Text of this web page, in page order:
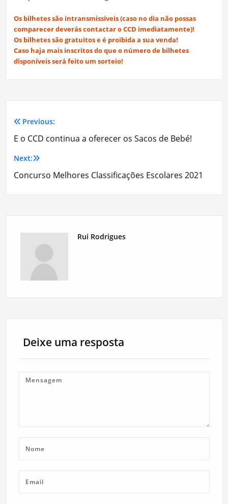
Os bilhetes são intransmissíveis (caso no dia não possas
comparecer deverás contactar o CCD imediatamente)!
Os bilhetes são gratuitos e é proibida a sua venda!
Caso haja mais inscritos do que o número de bilhetes
disponíveis será feito um sorteio!
Navegação
de
artigos
Previous:
E o CCD continua a oferecer os Sacos de Bebé!
Next:
Concurso Melhores Classificações Escolares 2021
Rui Rodrigues
Deixe uma resposta